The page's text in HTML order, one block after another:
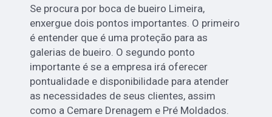
Se procura por boca de bueiro Limeira,
enxergue dois pontos importantes. O primeiro
é entender que é uma proteção para as
galerias de bueiro. O segundo ponto
importante é se a empresa irá oferecer
pontualidade e disponibilidade para atender
as necessidades de seus clientes, assim
como a Cemare Drenagem e Pré Moldados.